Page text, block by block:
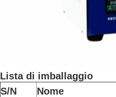
Lista di imballaggio
S/N
Nome